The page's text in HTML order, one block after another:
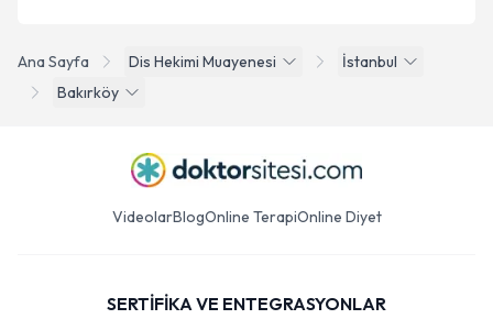
Ana Sayfa Dis Hekimi Muayenesi
İstanbul
Bakırköy
VideolarBlogOnline TerapiOnline Diyet
SERTİFİKA VE ENTEGRASYONLAR